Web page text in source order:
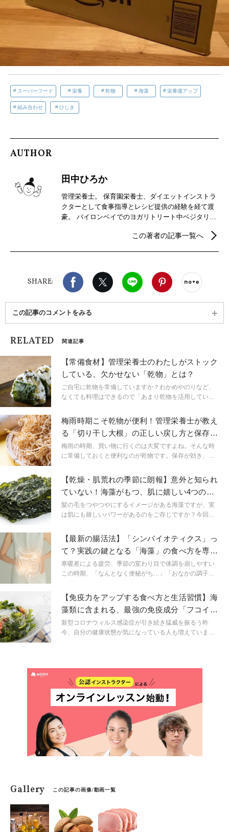
スーパーフード 栄養 乾物 海藻 栄養価アップ
組み合わせ ひじき
AUTHOR
田中ひろか
管理栄養士。 保育園栄養士、ダイエットインストラ
クターとして食事指導とレシピ提供の経験を経て渡
豪。 バイロンベイでのヨガリトリート中ベジタリア
方を知る。 食を楽しみながら健康的なライフスタイ
ンメニューの提案に携る。
この著者の記事一覧へ
SHARE:
Facebook X（旧twitter）
LINE Pinterest
この記事のコメントをみる
RELATED 関連記事
【常備食材】管理栄養士のわたしがストック
している、欠かせない「乾物」とは？
ご自宅に乾物を常備していますか？わかめやのりなど、
なくても料理はできるので「あまり乾物を活用していな
は地味だけれど、料理に、栄養素に、地球に…、とって
も活躍する食材です。今回は、管理栄養士のわたしが常
備している乾物についてご紹介します。
梅雨時期こそ乾物が便利！管理栄養士が教え
る「切り干し大根」の正しい戻し方と保存方
法
梅雨の時期、買い物に行くのは大変ですよね。そんな時
に常備しておくと便利なのが乾物です。保存が効き、使
切り干し大根は、生の大根と比べてカルシウムは約20
倍、鉄や食物繊維は約15倍と栄養価も抜群！そんないい
ことづくめの切り干し大根の正しい戻し方と保存方法を
ご紹介します。
【乾燥・肌荒れの季節に朗報】意外と知られ
ていない！海藻がもつ、肌に嬉しい4つのパ
ワーとは？
髪の毛をつやつやにするイメージがある海藻ですが、実
は肌にも嬉しいパワーがあるのをご存じですか？今回
【最新の腸活法】「シンバイオティクス」っ
て？実践の鍵となる「海藻」の食べ方を専門
家が解説
寒暖差による疲労、季節の変わり目で体調を崩しやすい
この時期、「なんとなく便秘がち…」「おなかの調子が
んな中、今改めて注目を集めているのが「腸活」。免疫
細胞の6～7割が腸に集中していることから、腸活は免疫
力アップにもつながると言われています。今回は、体調
を崩しやすい季節に見直したい、腸活について紹介しま
す。
【免疫力をアップする食べ方と生活習慣】海
藻類に含まれる、最強の免疫成分「フコイダ
ン」とは？
新型コロナウィルス感染症が引き続き猛威を振るう昨
今、自分の健康状態が気になっている人も増えていま
や、効果が期待できる成分についてご紹介いたします。
Gallery この記事の画像/動画一覧